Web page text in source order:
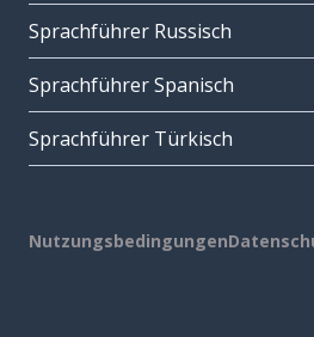
Sprachführer Russisch
Sprachführer Spanisch
Sprachführer Türkisch
Nutzungsbedingungen